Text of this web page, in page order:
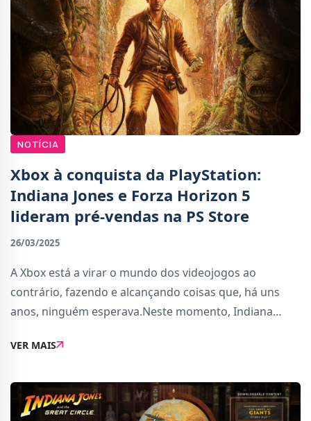
NOTÍCIA
Xbox à conquista da PlayStation:
Indiana Jones e Forza Horizon 5
lideram pré-vendas na PS Store
26/03/2025
A Xbox está a virar o mundo dos videojogos ao
contrário, fazendo e alcançando coisas que, há uns
anos, ninguém esperava.Neste momento, Indiana
lançados em abril para a PlayStation 5 depoi...
VER MAIS